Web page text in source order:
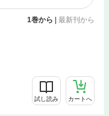
1巻から | 最新刊から
試し読み カートへ